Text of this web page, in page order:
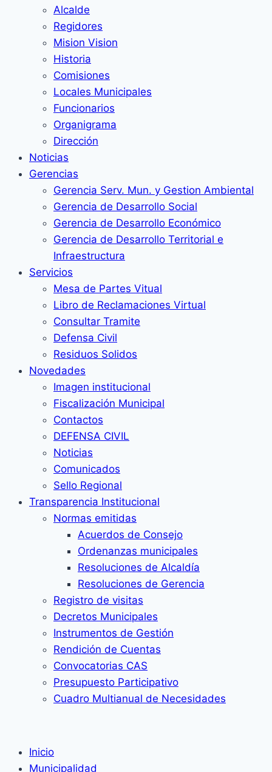
Alcalde
Regidores
Mision Vision
Historia
Comisiones
Locales Municipales
Funcionarios
Organigrama
Dirección
Noticias
Gerencias
Gerencia Serv. Mun. y Gestion Ambiental
Gerencia de Desarrollo Social
Gerencia de Desarrollo Económico
Gerencia de Desarrollo Territorial e
Infraestructura
Servicios
Mesa de Partes Vitual
Libro de Reclamaciones Virtual
Consultar Tramite
Defensa Civil
Residuos Solidos
Novedades
Imagen institucional
Fiscalización Municipal
Contactos
DEFENSA CIVIL
Noticias
Comunicados
Sello Regional
Transparencia Institucional
Normas emitidas
Acuerdos de Consejo
Ordenanzas municipales
Resoluciones de Alcaldía
Resoluciones de Gerencia
Registro de visitas
Decretos Municipales
Instrumentos de Gestión
Rendición de Cuentas
Convocatorias CAS
Presupuesto Participativo
Cuadro Multianual de Necesidades
Inicio
Municipalidad